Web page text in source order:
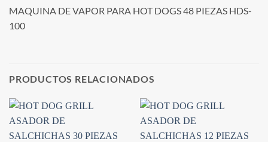
MAQUINA DE VAPOR PARA HOT DOGS 48 PIEZAS HDS-
100
PRODUCTOS RELACIONADOS